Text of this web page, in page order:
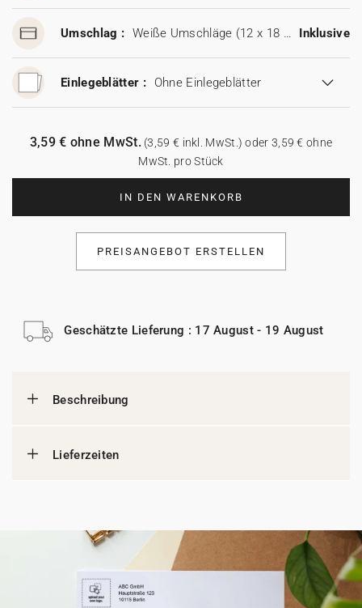
Umschlag : Weiße Umschläge (12 x 18 cm) Inklusive
Einlegeblätter : Ohne Einlegeblätter
IN DEN WARENKORB
3,59 € ohne MwSt.(3,59 € inkl. MwSt.) oder 3,59 € ohne
MwSt. pro Stück
PREISANGEBOT ERSTELLEN
Geschätzte Lieferung : 17 August - 19 August
Beschreibung
Lieferzeiten